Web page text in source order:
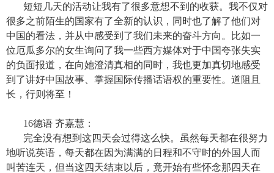
短短几天的活动让我有了很多意想不到的收获。我不仅对
很多之前陌生的国家有了全新的认识，同时也了解了他们对
中国的看法，并从中感受到了我们未来的奋斗方向。比如一
位厄瓜多尔的女生询问了我一些西方媒体对于中国夸张失实
的负面报道，在向她澄清真相的同时，我也更加真切地感受
到了讲好中国故事、掌握国际传播话语权的重要性。道阻且
长，行则将至！
16德语 齐嘉慧：
完全没有想到这四天会过得这么快。虽然每天都在很努力
地听说英语，每天都在因为满满的日程和不守时的外国人而
叫苦连天，但当这四天结束以后，竟开始有些怀念那四天在